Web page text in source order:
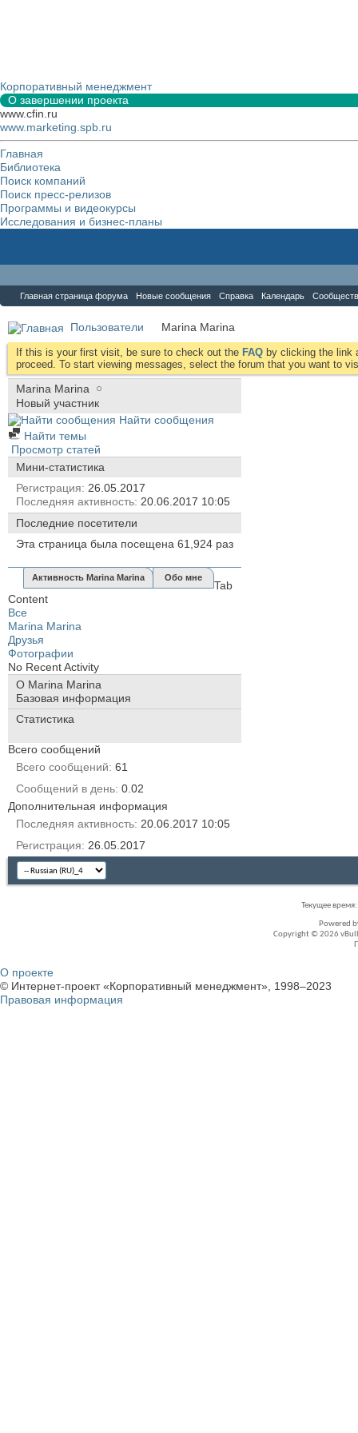
Корпоративный менеджмент
О завершении проекта
www.cfin.ru
www.marketing.spb.ru
Главная
Библиотека
Поиск компаний
Поиск пресс-релизов
Программы и видеокурсы
Исследования и бизнес-планы
Главная страница форума Новые сообщения Справка Календарь
Пользователи Marina Marina
If this is your first visit, be sure to check out the FAQ by clicking the link
proceed. To start viewing messages, select the forum that you want to
Marina Marina
Новый участник
Найти сообщения
Найти темы
Просмотр статей
Мини-статистика
Регистрация 26.05.2017
Последняя активность 20.06.2017 10:05
Последние посетители
Эта страница была посещена 61,924 раз
Активность Marina Marina Обо мне
Tab
Content
Все
Marina Marina
Друзья
Фотографии
No Recent Activity
О Marina Marina
Базовая информация
Статистика
Всего сообщений
Всего сообщений 61
Сообщений в день 0.02
Дополнительная информация
Последняя активность 20.06.2017 10:05
Регистрация 26.05.2017
Текущее время:
Powered
Copyright © 2026
О проекте
© Интернет-проект «Корпоративный менеджмент», 1998–2023
Правовая информация